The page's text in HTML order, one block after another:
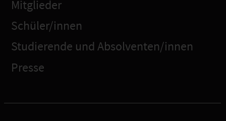
Mitglieder
Schüler/innen
Studierende und Absolventen/innen
Presse